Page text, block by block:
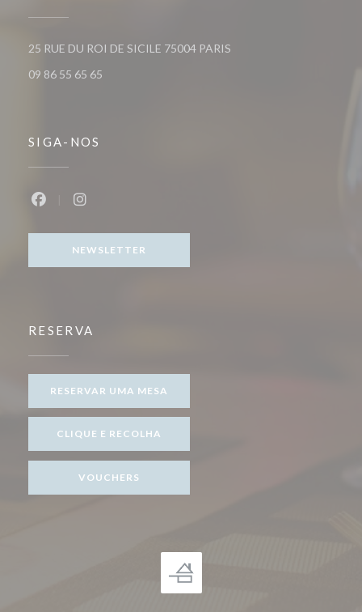
25 RUE DU ROI DE SICILE 75004 PARIS
09 86 55 65 65
SIGA-NOS
NEWSLETTER
RESERVA
RESERVAR UMA MESA
CLIQUE E RECOLHA
VOUCHERS